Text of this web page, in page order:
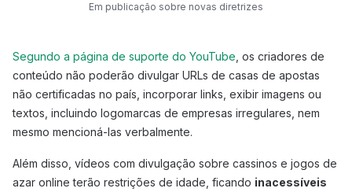
Em publicação sobre novas diretrizes
Segundo a página de suporte do YouTube , os criadores de
conteúdo não poderão divulgar URLs de casas de apostas
não certificadas no país, incorporar links, exibir imagens ou
textos, incluindo logomarcas de empresas irregulares, nem
mesmo mencioná-las verbalmente.
Além disso, vídeos com divulgação sobre cassinos e jogos de
azar online terão restrições de idade, ficando inacessíveis